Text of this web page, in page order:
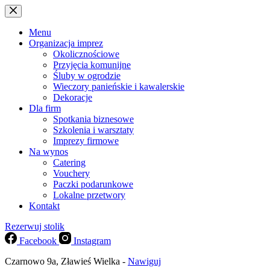
Przejdź
do
treści
Menu
Organizacja imprez
Okolicznościowe
Przyjęcia komunijne
Śluby w ogrodzie
Wieczory panieńskie i kawalerskie
Dekoracje
Dla firm
Spotkania biznesowe
Szkolenia i warsztaty
Imprezy firmowe
Na wynos
Catering
Vouchery
Paczki podarunkowe
Lokalne przetwory
Kontakt
Rezerwuj stolik
Facebook
Instagram
Czarnowo 9a, Zławieś Wielka - Nawiguj